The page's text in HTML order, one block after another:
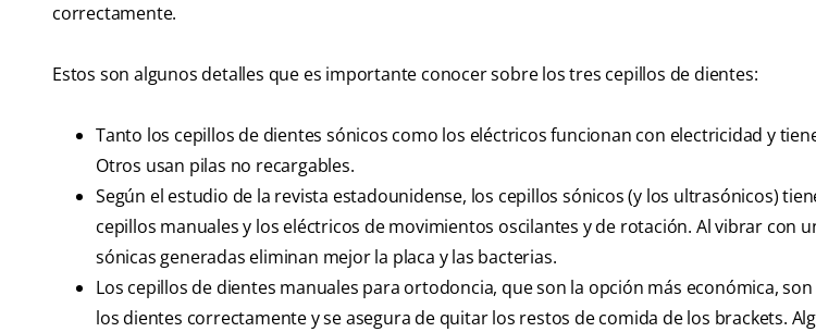
correctamente.
Estos son algunos detalles que es importante conocer sobre los tres cepillos de dientes:
Tanto los cepillos de dientes sónicos como los eléctricos funcionan con electricidad y
Otros usan pilas no recargables.
Según el estudio de la revista estadounidense, los cepillos sónicos (y los ultrasónicos)
cepillos manuales y los eléctricos de movimientos oscilantes y de rotación. Al vibrar con
sónicas generadas eliminan mejor la placa y las bacterias.
Los cepillos de dientes manuales para ortodoncia, que son la opción más económica,
los dientes correctamente y se asegura de quitar los restos de comida de los brackets.